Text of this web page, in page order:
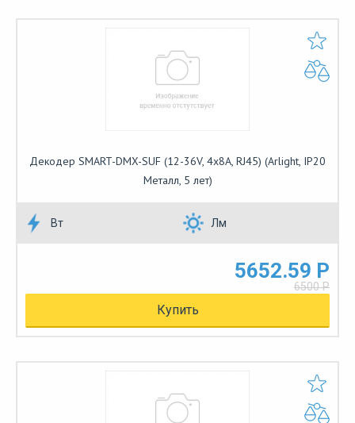
Декодер SMART-DMX-SUF (12-36V, 4x8A, RJ45) (Arlight, IP20
Металл, 5 лет)
Вт Лм
5652.59 Р
6500 Р
Купить